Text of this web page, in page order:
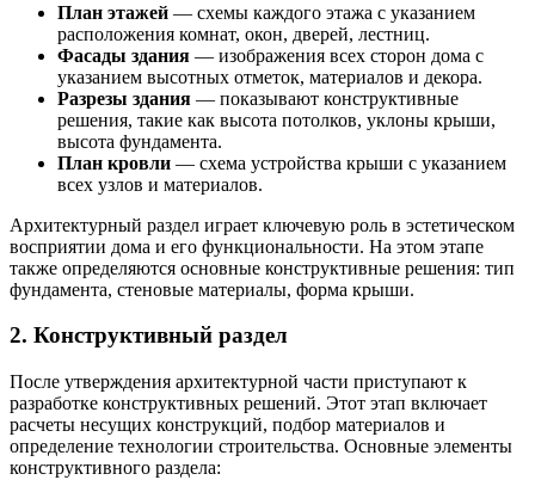
План этажей — схемы каждого этажа с указанием
расположения комнат, окон, дверей, лестниц.
Фасады здания — изображения всех сторон дома с
указанием высотных отметок, материалов и декора.
Разрезы здания — показывают конструктивные
решения, такие как высота потолков, уклоны крыши,
высота фундамента.
План кровли — схема устройства крыши с указанием
всех узлов и материалов.
Архитектурный раздел играет ключевую роль в эстетическом
восприятии дома и его функциональности. На этом этапе
также определяются основные конструктивные решения: тип
фундамента, стеновые материалы, форма крыши.
2. Конструктивный раздел
После утверждения архитектурной части приступают к
разработке конструктивных решений. Этот этап включает
расчеты несущих конструкций, подбор материалов и
определение технологии строительства. Основные элементы
конструктивного раздела: